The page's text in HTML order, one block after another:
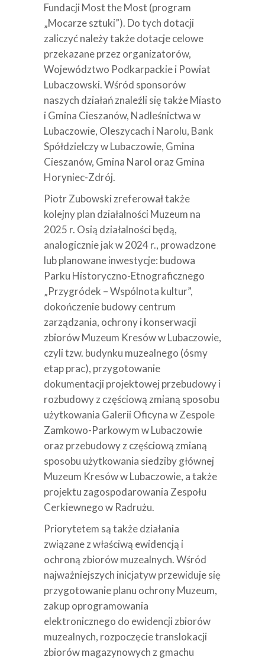
Fundacji Most the Most (program
„Mocarze sztuki”). Do tych dotacji
zaliczyć należy także dotacje celowe
przekazane przez organizatorów,
Województwo Podkarpackie i Powiat
Lubaczowski. Wśród sponsorów
naszych działań znaleźli się także Miasto
i Gmina Cieszanów, Nadleśnictwa w
Lubaczowie, Oleszycach i Narolu, Bank
Spółdzielczy w Lubaczowie, Gmina
Cieszanów, Gmina Narol oraz Gmina
Horyniec-Zdrój.
Piotr Zubowski zreferował także
kolejny plan działalności Muzeum na
2025 r. Osią działalności będą,
analogicznie jak w 2024 r., prowadzone
lub planowane inwestycje: budowa
Parku Historyczno-Etnograficznego
„Przygródek – Wspólnota kultur”,
dokończenie budowy centrum
zarządzania, ochrony i konserwacji
zbiorów Muzeum Kresów w Lubaczowie,
czyli tzw. budynku muzealnego (ósmy
etap prac), przygotowanie
dokumentacji projektowej przebudowy i
rozbudowy z częściową zmianą sposobu
użytkowania Galerii Oficyna w Zespole
Zamkowo-Parkowym w Lubaczowie
oraz przebudowy z częściową zmianą
sposobu użytkowania siedziby głównej
Muzeum Kresów w Lubaczowie, a także
projektu zagospodarowania Zespołu
Cerkiewnego w Radrużu.
Priorytetem są także działania
związane z właściwą ewidencją i
ochroną zbiorów muzealnych. Wśród
najważniejszych inicjatyw przewiduje się
przygotowanie planu ochrony Muzeum,
zakup oprogramowania
elektronicznego do ewidencji zbiorów
muzealnych, rozpoczęcie translokacji
zbiorów magazynowych z gmachu